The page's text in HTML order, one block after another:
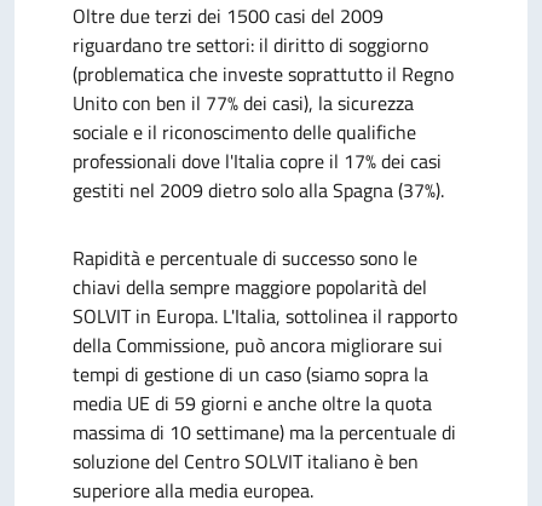
Oltre due terzi dei 1500 casi del 2009
riguardano tre settori: il diritto di soggiorno
(problematica che investe soprattutto il Regno
Unito con ben il 77% dei casi), la sicurezza
sociale e il riconoscimento delle qualifiche
professionali dove l'Italia copre il 17% dei casi
gestiti nel 2009 dietro solo alla Spagna (37%).
Rapidità e percentuale di successo sono le
chiavi della sempre maggiore popolarità del
SOLVIT in Europa. L'Italia, sottolinea il rapporto
della Commissione, può ancora migliorare sui
tempi di gestione di un caso (siamo sopra la
media UE di 59 giorni e anche oltre la quota
massima di 10 settimane) ma la percentuale di
soluzione del Centro SOLVIT italiano è ben
superiore alla media europea.